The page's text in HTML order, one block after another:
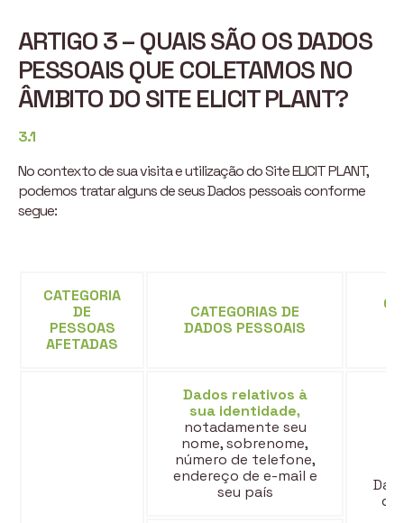
ARTIGO 3 – QUAIS SÃO OS DADOS
PESSOAIS QUE COLETAMOS NO
ÂMBITO DO SITE ELICIT PLANT?
3.1
No contexto de sua visita e utilização do Site ELICIT PLANT,
podemos tratar alguns de seus Dados pessoais conforme
segue:
CATEGORIA
DE
PESSOAS
AFETADAS
CATEGORIAS DE
DADOS PESSOAIS
Dados relativos à
sua identidade,
notadamente seu
nome, sobrenome,
número de telefone,
endereço de e-mail e
seu país